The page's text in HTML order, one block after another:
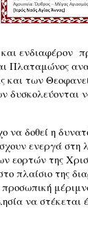
ενδιαφέρον
Πλαταμώνος
των
να δοθεί η
ενεργά στη
εορτών της
πλαίσιο της
να